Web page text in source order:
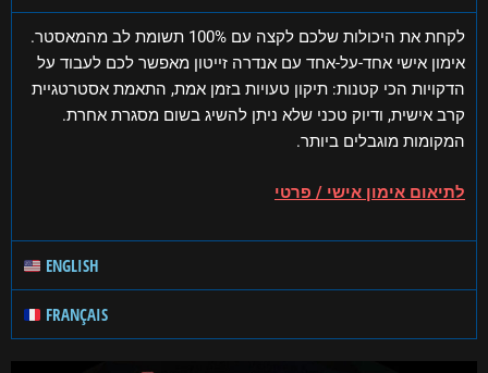
לקחת את היכולות שלכם לקצה עם 100% תשומת לב מהמאסטר.
אימון אישי אחד-על-אחד עם אנדרה זייטון מאפשר לכם לעבוד על
הדקויות הכי קטנות: תיקון טעויות בזמן אמת, התאמת אסטרטגיית
קרב אישית, ודיוק טכני שלא ניתן להשיג בשום מסגרת אחרת.
המקומות מוגבלים ביותר.
לתיאום אימון אישי / פרטי
ENGLISH
FRANÇAIS